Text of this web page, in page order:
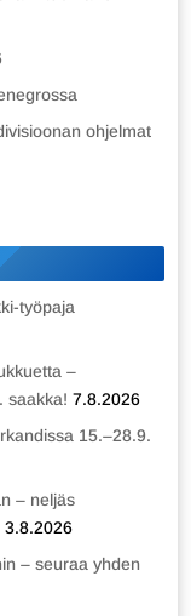
ohjelmat
työpaja
–
saakka! 7.8.2026
15.–28.9.
– neljäs
3.8.2026
– seuraa yhden